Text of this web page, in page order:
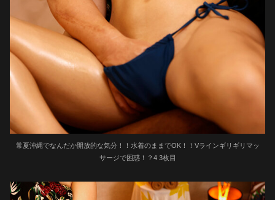
常夏沖縄でなんだか開放的な気分！！水着のままでOK！！Vラインギリギリマッ
サージで困惑！？4 3枚目